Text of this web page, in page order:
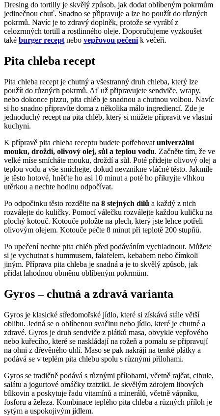
Dresing do tortilly je skvělý způsob, jak dodat oblíbeným pokrmům
jedinečnou chuť. Snadno se připravuje a lze ho použít do různých
pokrmů. Navíc je to zdravý doplněk, protože se vyrábí z
celozrnných tortill a rostlinného oleje. Doporučujeme vyzkoušet
také burger receptnebo vepřovou pečenik večeři.
Pita chleba recept
Pita chleba recept je chutný a všestranný druh chleba, který lze
použít do různých pokrmů. Ať už připravujete sendviče, wrapy,
nebo dokonce pizzu, pita chléb je snadnou a chutnou volbou. Navíc
si ho snadno připravíte doma z několika málo ingrediencí. Zde je
jednoduchý recept na pita chléb, který si můžete připravit ve vlastní
kuchyni.
K přípravě pita chleba receptu budete potřebovat univerzální
mouku, droždí, olivový olej, sůl a teplou vodu. Začněte tím, že ve
velké míse smícháte mouku, droždí a sůl. Poté přidejte olivový olej a
teplou vodu a vše smíchejte, dokud nevznikne vláčné těsto. Jakmile
je těsto hotové, hněťte ho asi 10 minut a poté ho přikryjte vlhkou
utěrkou a nechte hodinu odpočívat.
Po odpočinku těsto rozdělte na 8 stejných dílů a každý z nich
rozválejte do kuličky. Pomocí válečku rozválejte každou kuličku na
plochý kotouč. Kotouče položte na plech, který jste lehce potřeli
olivovým olejem. Kotouče pečte 8 minut při teplotě 200 stupňů.
Po upečení nechte pita chléb před podáváním vychladnout. Můžete
si je vychutnat s hummusem, falafelem, kebabem nebo čímkoli
jiným. Příprava pita chleba je snadná a je to skvělý způsob, jak
přidat lahodnou obměnu oblíbeným pokrmům.
Gyros – chutná a zdravá varianta
Gyros je klasické středomořské jídlo, které si získává stále větší
oblibu. Jedná se o oblíbenou svačinu nebo jídlo, které je chutné a
zdravé. Gyros je druh sendviče z plátků masa, obvykle vepřového
nebo kuřecího, které se naskládají na rožeň a pomalu se připravují
na ohni z dřevěného uhlí. Maso se pak nakrájí na tenké plátky a
podává se v teplém pita chlebu spolu s různými přílohami.
Gyros se tradičně podává s různými přílohami, včetně rajčat, cibule,
salátu a jogurtové omáčky tzatziki. Je skvělým zdrojem libových
bílkovin a poskytuje řadu vitamínů a minerálů, včetně vápníku,
fosforu a železa. Kombinace teplého pita chleba a různých příloh je
sytým a uspokojivým jídlem.